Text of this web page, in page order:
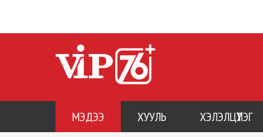
МЭДЭЭ ХУУЛЬ ХЭЛЭЛЦҮҮЛЭГ